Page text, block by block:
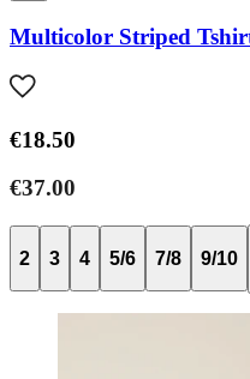
Multicolor Striped
€18.50
€37.00
2 3 4 5/6 7/8 9/10